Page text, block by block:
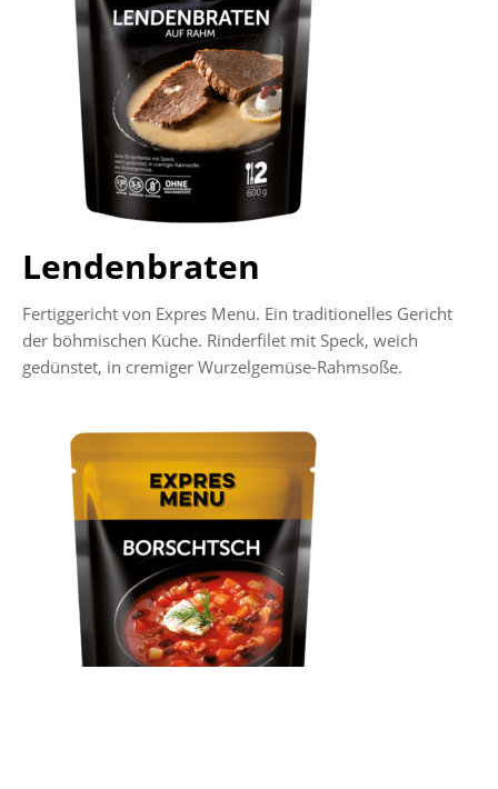
Lendenbraten
Fertiggericht von Expres Menu. Ein traditionelles Gericht
der böhmischen Küche. Rinderfilet mit Speck, weich
gedünstet, in cremiger Wurzelgemüse-Rahmsoße.